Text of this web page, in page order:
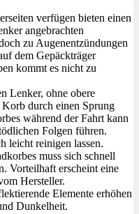
verfügen bieten einen
angebrachten
zu Augenentzündungen
dem Gepäckträger
kommt es nicht zu
Lenker, ohne obere
durch einen Sprung
während der Fahrt kann
Folgen führen.
leicht reinigen lassen.
muss sich schnell
Vorteilhaft erscheint eine
Hersteller.
Elemente erhöhen
Dunkelheit.